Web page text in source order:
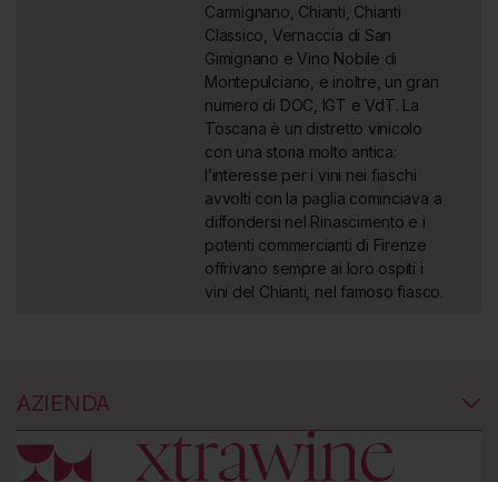
Carmignano, Chianti, Chianti
Classico, Vernaccia di San
Gimignano e Vino Nobile di
Montepulciano, e inoltre, un gran
numero di DOC, IGT e VdT. La
Toscana è un distretto vinicolo
con una storia molto antica:
l’interesse per i vini nei fiaschi
avvolti con la paglia cominciava a
diffondersi nel Rinascimento e i
potenti commercianti di Firenze
offrivano sempre ai loro ospiti i
vini del Chianti, nel famoso fiasco.
AZIENDA